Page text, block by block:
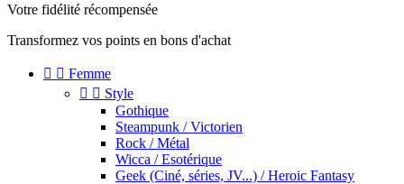
Votre fidélité récompensée
Transformez vos points en bons d'achat
  Femme
  Style
Gothique
Steampunk / Victorien
Rock / Métal
Wicca / Esotérique
Geek (Ciné, séries, JV...) / Heroic Fantasy